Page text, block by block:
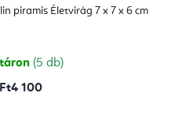
piramis Életvirág 7 x 7 x 6 cm
átlagos
értékelése
csillag.
(5 db)
Ft4 100